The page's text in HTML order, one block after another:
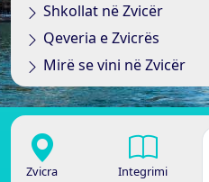
Shkollat në Zvicër
Qeveria e Zvicrës
Mirë se vini në Zvicër
Zvicra Integrimi